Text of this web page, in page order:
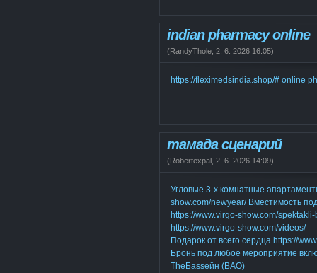
indian pharmacy online
(RandyThole 2. 6. 2026 16:05)
https://fleximedsindia.shop/# online
тамада сценарий
(Robertexpal 2. 6. 2026 14:09)
Угловые 3-х комнатные
show.com/newyear/ Вместимость
https://www.virgo-show.com/
https://www.virgo-show.com/videos/
Подарок от всего сердца https://
Бронь под любое мероприятие
TheБаssейн (ВАО)